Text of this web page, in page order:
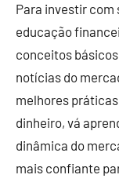
Para investir com
educação
conceitos
notícias do
melhores
dinheiro, vá
dinâmica do
mais confiante